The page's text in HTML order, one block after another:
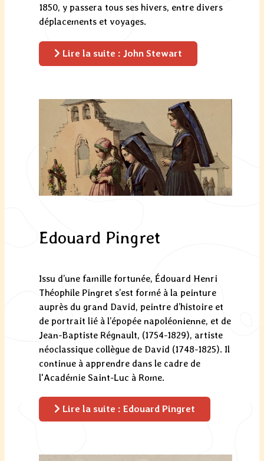
1850, y passera tous ses hivers, entre divers
déplacements et voyages.
Lire la suite : John Stewart
Edouard Pingret
Issu d’une famille fortunée, Édouard Henri
Théophile Pingret s’est formé à la peinture
auprès du grand David, peintre d’histoire et
de portrait lié à l’épopée napoléonienne, et de
Jean-Baptiste Régnault, (1754-1829), artiste
néoclassique collègue de David (1748-1825). Il
continue à apprendre dans le cadre de
l'Académie Saint-Luc à Rome.
Lire la suite : Edouard Pingret